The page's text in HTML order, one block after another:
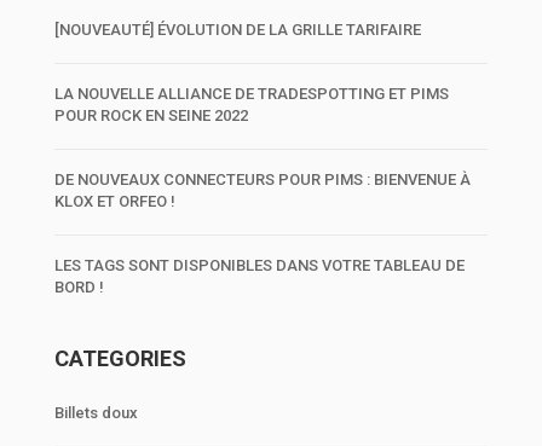
[NOUVEAUTÉ] ÉVOLUTION DE LA GRILLE TARIFAIRE
LA NOUVELLE ALLIANCE DE TRADESPOTTING ET PIMS
POUR ROCK EN SEINE 2022
DE NOUVEAUX CONNECTEURS POUR PIMS : BIENVENUE À
KLOX ET ORFEO !
LES TAGS SONT DISPONIBLES DANS VOTRE TABLEAU DE
BORD !
CATEGORIES
Billets doux